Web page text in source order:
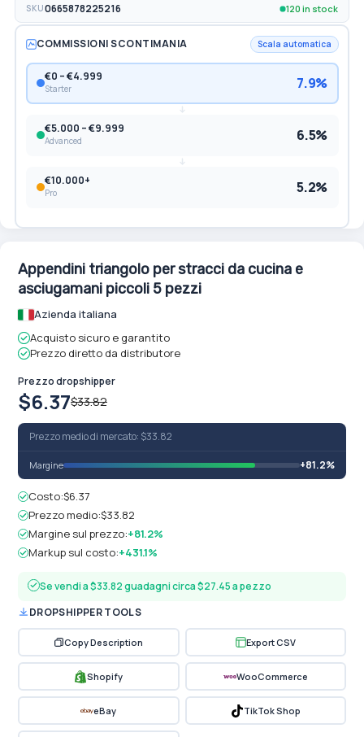
SKU0665878225216 120 in stock
COMMISSIONI SCONTIMANIA Scala automatica
€0 – €4.999
Starter 7.9%
€5.000 – €9.999
Advanced 6.5%
€10.000+
Pro 5.2%
Appendini triangolo per stracci da cucina e
asciugamani piccoli 5 pezzi
Azienda italiana
Acquisto sicuro e garantito
Prezzo diretto da distributore
Prezzo dropshipper
$6.37$33.82
Prezzo medio di mercato: $33.82
Margine +81.2%
Costo:$6.37
Prezzo medio:$33.82
Margine sul prezzo:+81.2%
Markup sul costo:+431.1%
Se vendi a $33.82 guadagni circa $27.45 a pezzo
DROPSHIPPER TOOLS
Copy Description Export CSV
Shopify WooCommerce
eBay TikTok Shop